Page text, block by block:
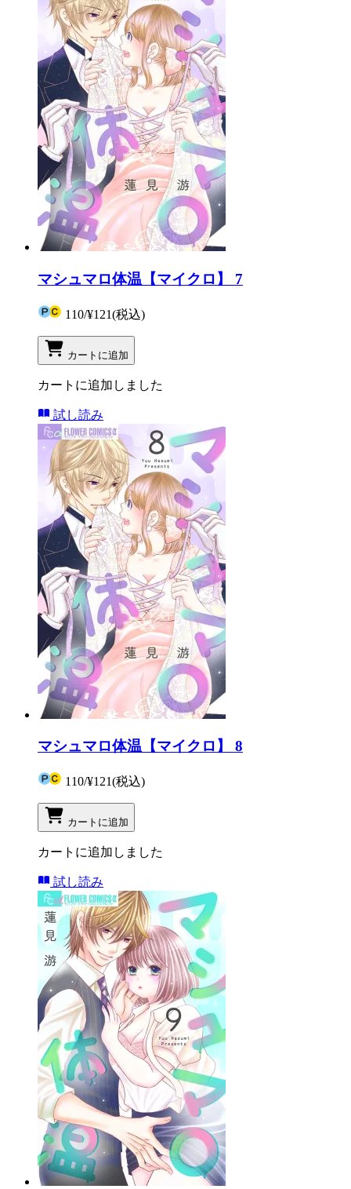
マシュマロ体温【マイクロ】 7
110/¥121(税込)
カートに追加
カートに追加しました
試し読み
マシュマロ体温【マイクロ】 8
110/¥121(税込)
カートに追加
カートに追加しました
試し読み